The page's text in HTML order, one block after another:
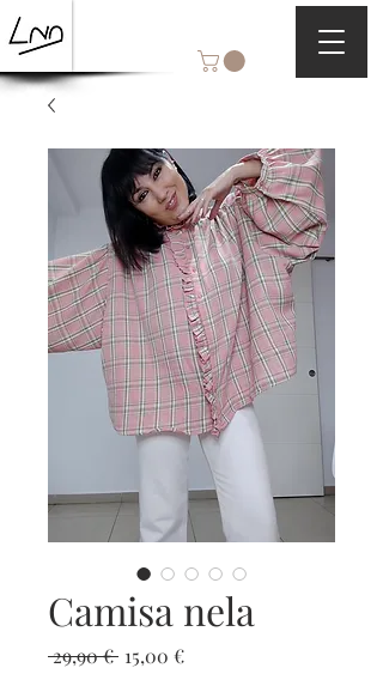
Camisa nela
29,90 € Precio
15,00 €Precio